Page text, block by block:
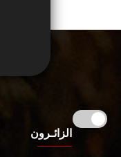
الزائـرون